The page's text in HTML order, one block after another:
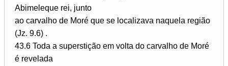
Abimeleque rei, junto
ao carvalho de Moré que se localizava naquela região
(Jz. 9.6) .
43.6 Toda a superstição em volta do carvalho de Moré
é revelada